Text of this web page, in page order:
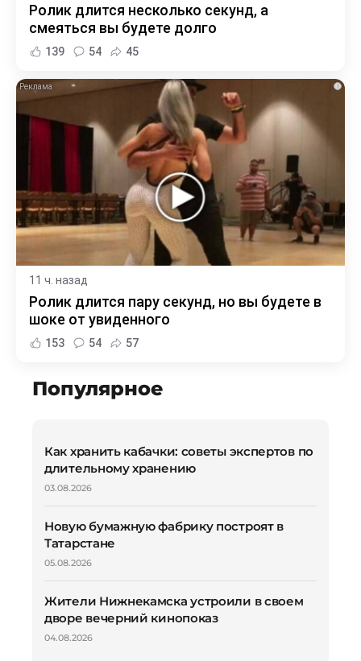
Ролик длится несколько секунд, а
смеяться вы будете долго
139 54 45
i
11 ч. назад
Ролик длится пару секунд, но вы будете в
шоке от увиденного
153 54 57
Популярное
Как хранить кабачки: советы экспертов по
длительному хранению
03.08.2026
Новую бумажную фабрику построят в
Татарстане
05.08.2026
Жители Нижнекамска устроили в своем
дворе вечерний кинопоказ
04.08.2026